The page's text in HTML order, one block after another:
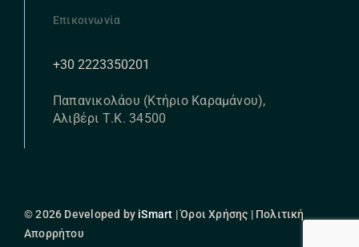
Επικοινωνία
+30 2223350201
Παπανικολάου (Κτήριο Καραμάνου),
Αλιβέρι Τ.Κ. 34500
© 2026 Developed by iSmart | Όροι Χρήσης | Πολιτική
Απορρήτου